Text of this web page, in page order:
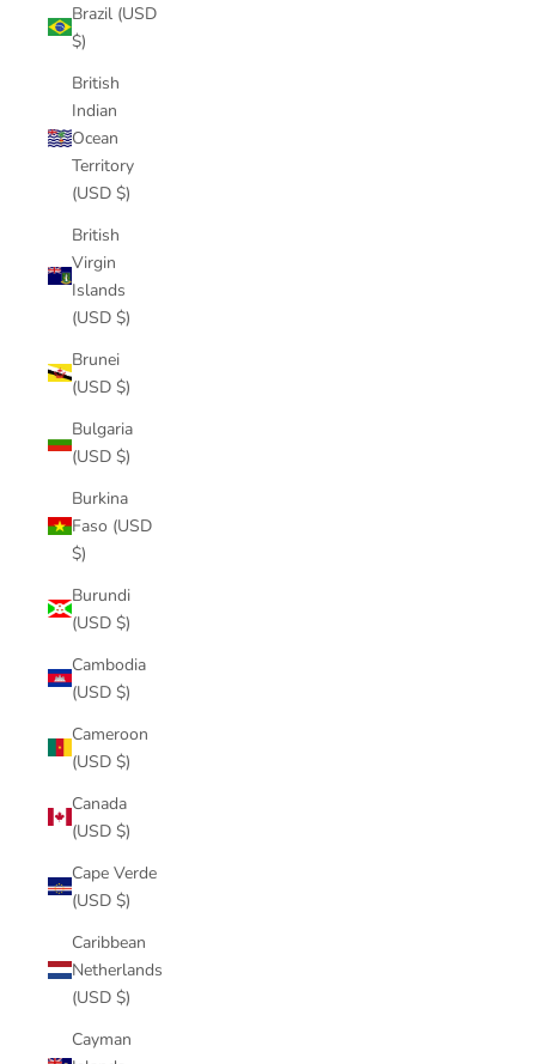
Brazil (USD
$)
British
Indian
Ocean
Territory
(USD $)
British
Virgin
Islands
(USD $)
Brunei
(USD $)
Bulgaria
(USD $)
Burkina
Faso (USD
$)
Burundi
(USD $)
Cambodia
(USD $)
Cameroon
(USD $)
Canada
(USD $)
Cape Verde
(USD $)
Caribbean
Netherlands
(USD $)
Cayman